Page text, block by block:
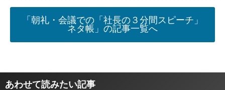
「朝礼・会議での「社長の３分間スピーチ」
ネタ帳」の記事一覧へ
あわせて読みたい記事